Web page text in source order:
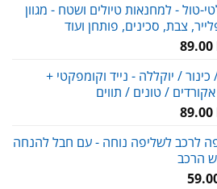
טול - למחנאות טיולים ושטח - מגוון
צבת, סכינים, פותחן ועוד
89.00המחיר
הוא:
89.00 ₪.
כינור / יוקללה - נייד וקומפקטי +
אקורדים / טונים / תווים
89.00המחיר
הוא:
89.00 ₪.
לרכב לשליפה נוחה - עם חבל להנחה
הרכב
המחיר